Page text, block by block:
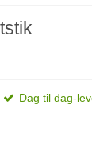
Dag til dag-